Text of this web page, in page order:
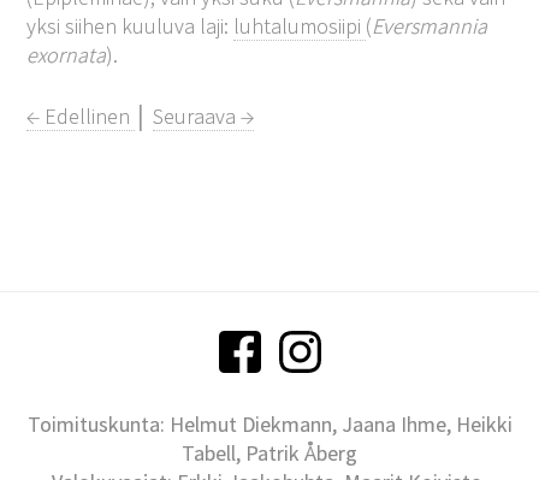
yksi siihen kuuluva laji: luhtalumosiipi (Eversmannia
exornata).
← Edellinen │Seuraava →
Toimituskunta: Helmut Diekmann, Jaana Ihme, Heikki
Tabell, Patrik Åberg